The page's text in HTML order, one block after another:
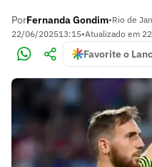
PorFernanda Gondim•Rio de
22/06/202513:15•Atualizado em
Favorite o